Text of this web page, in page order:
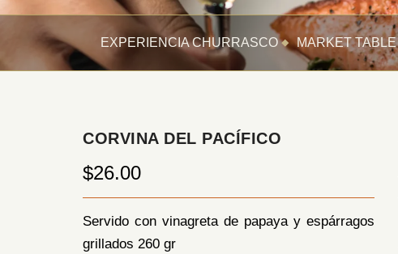
EXPERIENCIA CHURRASCO MARKET TABLE
CORVINA DEL PACÍFICO
$26.00
Servido con vinagreta de papaya y espárragos
grillados 260 gr